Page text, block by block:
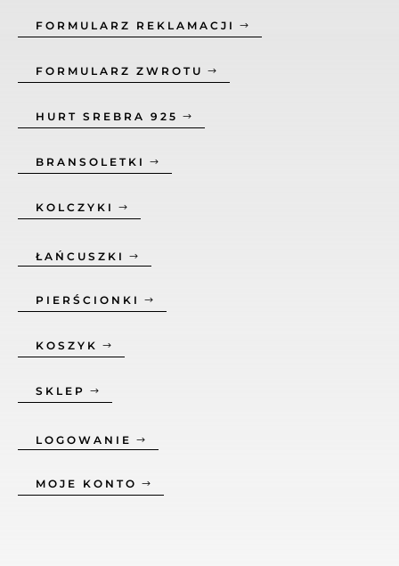
FORMULARZ REKLAMACJI
FORMULARZ ZWROTU
HURT SREBRA 925
BRANSOLETKI
KOLCZYKI
ŁAŃCUSZKI
PIERŚCIONKI
KOSZYK
SKLEP
LOGOWANIE
MOJE KONTO